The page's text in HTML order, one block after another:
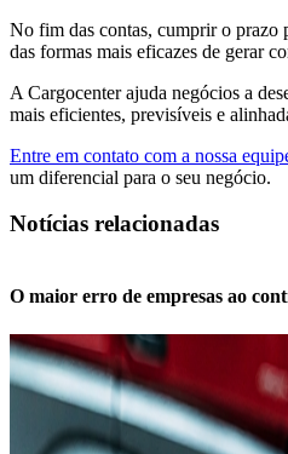
No fim das contas, cumprir o prazo
das formas mais eficazes de gerar
A Cargocenter ajuda negócios a
mais eficientes, previsíveis e
Entre em contato com a nossa
um diferencial para o seu negócio.
Notícias relacionadas
O maior erro de empresas ao